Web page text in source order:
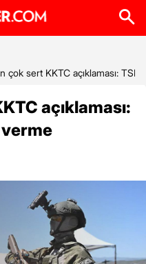
çok sert KKTC açıklaması: TSK
açıklaması:
verme